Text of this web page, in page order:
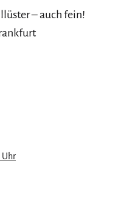
– auch fein!
Uhr